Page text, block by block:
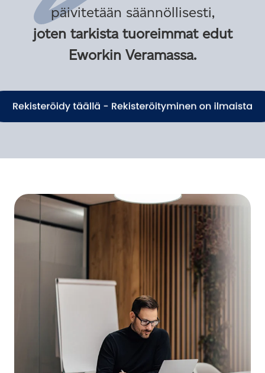
päivitetään säännöllisesti,
joten tarkista tuoreimmat edut
Eworkin Veramassa.